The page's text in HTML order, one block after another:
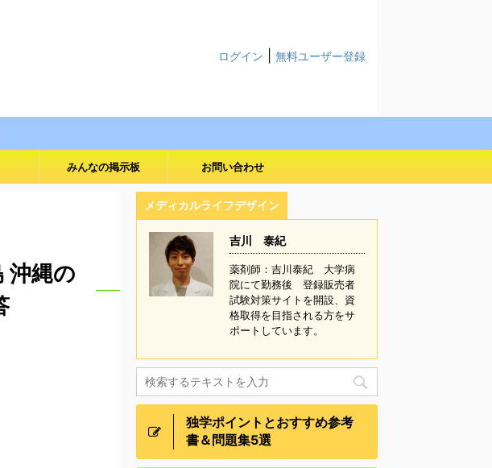
ログイン 無料ユーザー登録
みんなの掲示板 お問い合わせ
沖縄の
メディカルライフデザイン
吉川 泰紀
薬剤師：吉川泰紀 大学病
院にて勤務後 登録販売者
試験対策サイトを開設、資
格取得を目指される方をサ
ポートしています。
独学ポイントとおすすめ参考
書＆問題集5選